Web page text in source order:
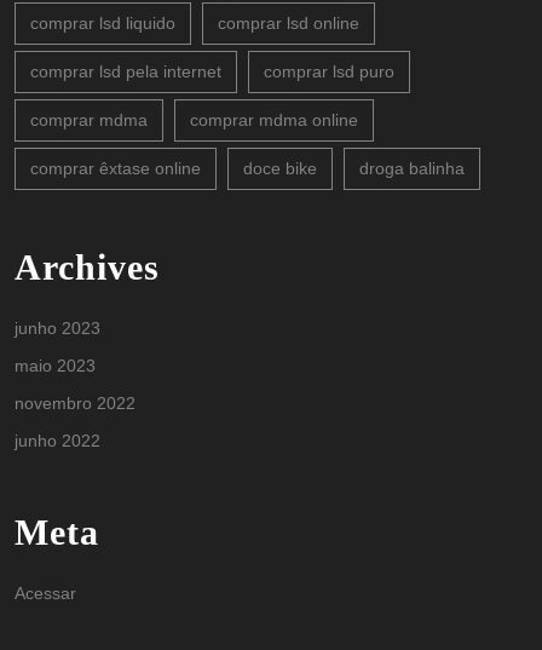
comprar lsd liquido comprar lsd online
comprar lsd pela internet comprar lsd puro
comprar mdma comprar mdma online
comprar êxtase online doce bike droga balinha
Archives
junho 2023
maio 2023
novembro 2022
junho 2022
Meta
Acessar